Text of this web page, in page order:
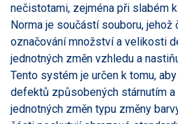
nečistotami, zejména při slabém
Norma je součástí souboru,
označování množství a velikosti
jednotných změn vzhledu a
Tento systém je určen k tomu,
defektů způsobených stárnutím
jednotných změn typu změny